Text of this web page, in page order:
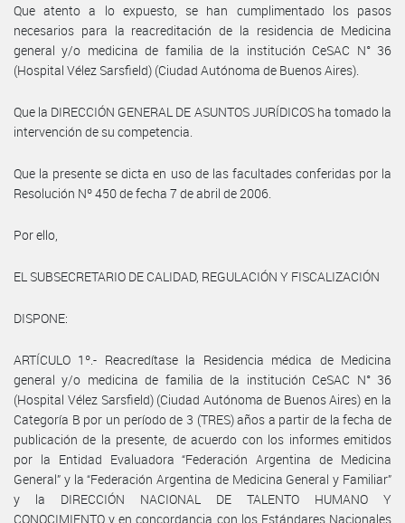
Que atento a lo expuesto, se han cumplimentado los pasos
necesarios para la reacreditación de la residencia de Medicina
general y/o medicina de familia de la institución CeSAC N° 36
(Hospital Vélez Sarsfield) (Ciudad Autónoma de Buenos Aires).
Que la DIRECCIÓN GENERAL DE ASUNTOS JURÍDICOS ha tomado la
intervención de su competencia.
Que la presente se dicta en uso de las facultades conferidas por la
Resolución Nº 450 de fecha 7 de abril de 2006.
Por ello,
EL SUBSECRETARIO DE CALIDAD, REGULACIÓN Y FISCALIZACIÓN
DISPONE:
ARTÍCULO 1º.- Reacredítase la Residencia médica de Medicina
general y/o medicina de familia de la institución CeSAC N° 36
(Hospital Vélez Sarsfield) (Ciudad Autónoma de Buenos Aires) en la
Categoría B por un período de 3 (TRES) años a partir de la fecha de
publicación de la presente, de acuerdo con los informes emitidos
por la Entidad Evaluadora “Federación Argentina de Medicina
General” y la “Federación Argentina de Medicina General y Familiar”
y la DIRECCIÓN NACIONAL DE TALENTO HUMANO Y
CONOCIMIENTO y en concordancia con los Estándares Nacionales